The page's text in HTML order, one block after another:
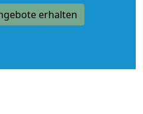
erhalten